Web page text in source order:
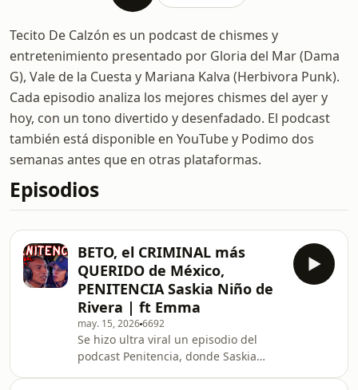
Tecito De Calzón es un podcast de chismes y
entretenimiento presentado por Gloria del Mar (Dama
G), Vale de la Cuesta y Mariana Kalva (Herbivora Punk).
Cada episodio analiza los mejores chismes del ayer y
hoy, con un tono divertido y desenfadado. El podcast
también está disponible en YouTube y Podimo dos
semanas antes que en otras plataformas.
Episodios
BETO, el CRIMINAL más
QUERIDO de México,
PENITENCIA Saskia Niño de
Rivera | ft Emma
may. 15, 20266692
Se hizo ultra viral un episodio del
podcast Penitencia, donde Saskia